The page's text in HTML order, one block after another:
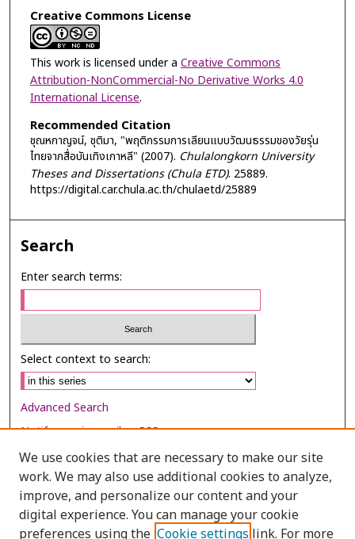
Creative Commons License
This work is licensed under a Creative Commons
Attribution-NonCommercial-No Derivative Works 4.0
International License.
Recommended Citation
ชุณหกาญจน์, ชุติมา, "พฤติกรรมการเลียนแบบวัฒนธรรมของวัยรุ่น
ไทยจากสื่อบันเทิงเกาหลี" (2007). Chulalongkorn University
Theses and Dissertations (Chula ETD). 25889.
https://digital.car.chula.ac.th/chulaetd/25889
Search
Enter search terms:
Select context to search:
Advanced Search
Notify me via email orRSS
Browse
Collections
Disciplines
We use cookies that are necessary to make our site
work. We may also use additional cookies to analyze,
improve, and personalize our content and your
digital experience. You can manage your cookie
preferences using the Cookie settings link. For more